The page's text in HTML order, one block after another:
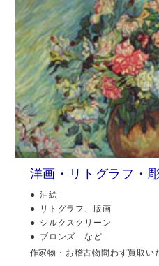
洋画・リトグラフ・
油絵
リトグラフ、版画
シルクスクリーン
ブロンズ など
作家物・お稽古物問わず買取い